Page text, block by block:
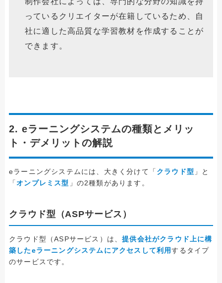
っているクリエイターが在籍しているため、自
社に適した高品質な学習教材を作成することが
できます。
2. eラーニングシステムの種類とメリッ
ト・デメリットの解説
eラーニングシステムには、大きく分けて「 クラウド型 」と
「オンプレミス型 」の2種類があります。
クラウド型（ASPサービス）
クラウド型（ASPサービス）は、提供会社がクラウド上に構
築したeラーニングシステムにアクセスして利用するタイプ
のサービスです。